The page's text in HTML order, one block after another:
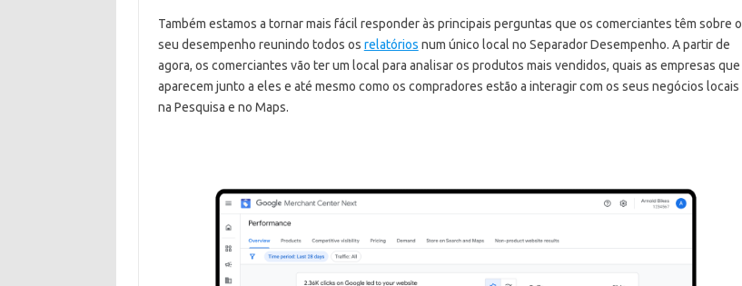
Também estamos a tornar mais fácil responder às principais perguntas que os comerciantes têm sobre o
seu desempenho reunindo todos os relatórios num único local no Separador Desempenho. A partir de
agora, os comerciantes vão ter um local para analisar os produtos mais vendidos, quais as empresas que
aparecem junto a eles e até mesmo como os compradores estão a interagir com os seus negócios locais
na Pesquisa e no Maps.